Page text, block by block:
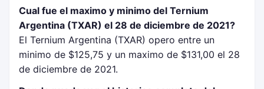
Cual fue el maximo y minimo del Ternium
Argentina (TXAR) el 28 de diciembre de 2021?
El Ternium Argentina (TXAR) opero entre un
minimo de $125,75 y un maximo de $131,00 el 28
de diciembre de 2021.